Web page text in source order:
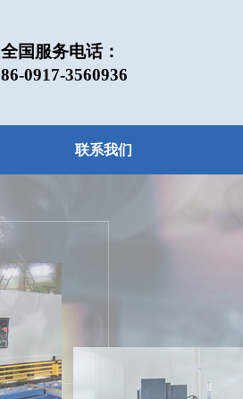
全国服务电话：
86-0917-3560936
联系我们